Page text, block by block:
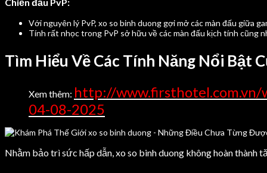
Với nguyên lý PvP, xo so binh duong gợi mở các màn đấu giữa
Tính rất nhọc trong PvP sở hữu về các màn đấu kịch tính cũng
Tìm Hiểu Về Các Tính Năng Nổi Bật
Xem thêm: http://www.firsthotel.com.vn/
04-08-2025
Nhằm bảo trì sức hấp dẫn, xo so binh duong không hoàn thành